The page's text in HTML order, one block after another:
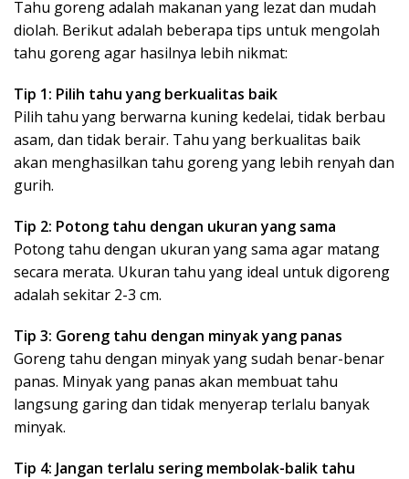
Tahu goreng adalah makanan yang lezat dan mudah
diolah. Berikut adalah beberapa tips untuk mengolah
tahu goreng agar hasilnya lebih nikmat:
Tip 1: Pilih tahu yang berkualitas baik
Pilih tahu yang berwarna kuning kedelai, tidak berbau
asam, dan tidak berair. Tahu yang berkualitas baik
akan menghasilkan tahu goreng yang lebih renyah dan
gurih.
Tip 2: Potong tahu dengan ukuran yang sama
Potong tahu dengan ukuran yang sama agar matang
secara merata. Ukuran tahu yang ideal untuk digoreng
adalah sekitar 2-3 cm.
Tip 3: Goreng tahu dengan minyak yang panas
Goreng tahu dengan minyak yang sudah benar-benar
panas. Minyak yang panas akan membuat tahu
langsung garing dan tidak menyerap terlalu banyak
minyak.
Tip 4: Jangan terlalu sering membolak-balik tahu